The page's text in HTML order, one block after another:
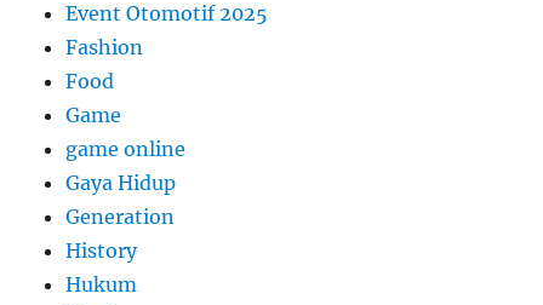
Event Otomotif 2025
Fashion
Food
Game
game online
Gaya Hidup
Generation
History
Hukum